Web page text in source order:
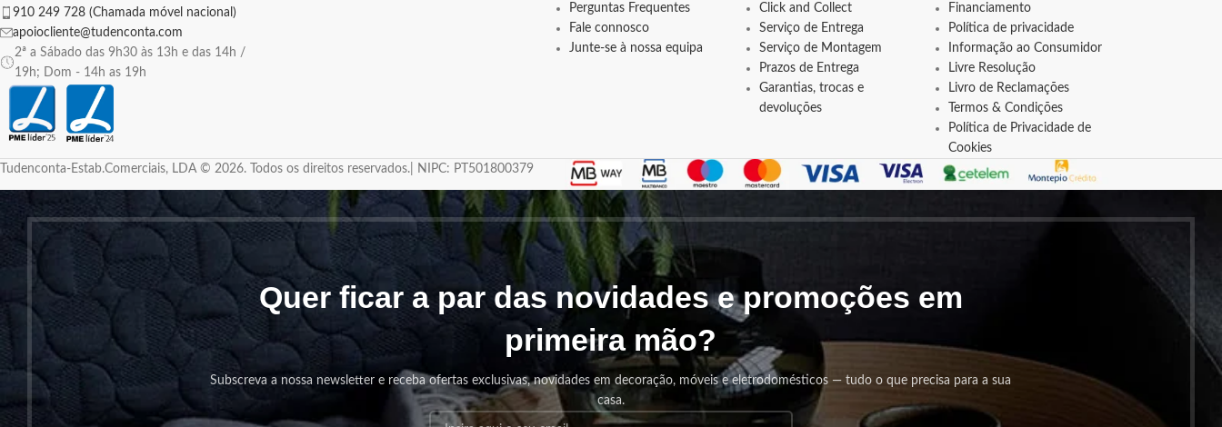
910 249 728 (Chamada móvel nacional)
apoiocliente@tudenconta.com
2ª a Sábado das 9h30 às 13h e das 14h /
19h; Dom - 14h as 19h
Perguntas Frequentes
Fale connosco
Junte-se à nossa equipa
Click and Collect
Serviço de Entrega
Serviço de Montagem
Prazos de Entrega
Garantias, trocas e
devoluções
Financiamento
Política de privacidade
Informação ao Consumidor
Livre Resolução
Livro de Reclamações
Termos & Condições
Política de Privacidade de
Cookies
Tudenconta-Estab.Comerciais, LDA © 2026. Todos os direitos reservados.| NIPC: PT501800379
Quer ficar a par das novidades e promoções em
primeira mão?
Subscreva a nossa newsletter e receba ofertas exclusivas, novidades em decoração, móveis e eletrodomésticos — tudo o que precisa para a sua
casa.